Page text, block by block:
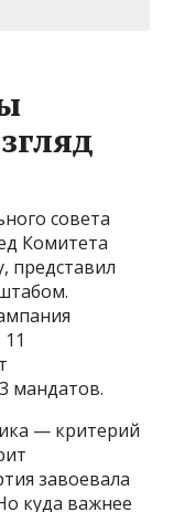
совета
Комитета
представил
мандатов.
— критерий
завоевала
куда важнее